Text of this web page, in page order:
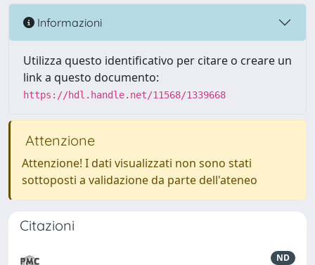
Informazioni
Utilizza questo identificativo per citare o creare un
link a questo documento:
https://hdl.handle.net/11568/1339668
Attenzione
Attenzione! I dati visualizzati non sono stati
sottoposti a validazione da parte dell'ateneo
Citazioni
ND